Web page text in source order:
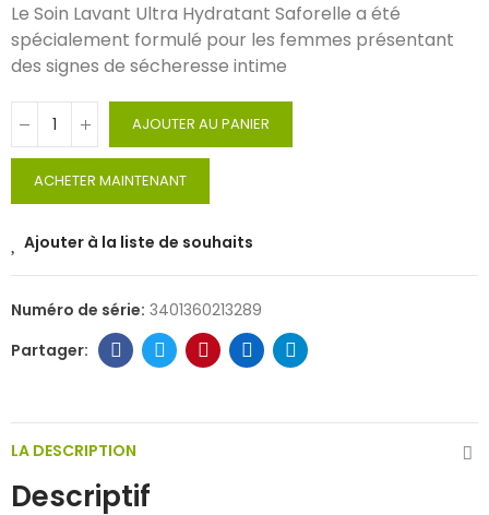
Le Soin Lavant Ultra Hydratant Saforelle a été
spécialement formulé pour les femmes présentant
des signes de sécheresse intime
AJOUTER AU PANIER
ACHETER MAINTENANT
Ajouter à la liste de souhaits
Numéro de série: 3401360213289
LA DESCRIPTION
Descriptif